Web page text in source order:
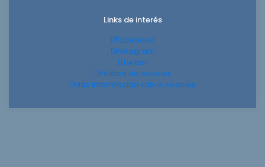
Links de interés
Facebook
Instagram
Twitter
Pólitica de cookies
Más información sobre cookies